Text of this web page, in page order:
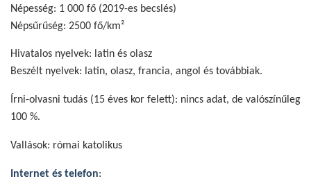
Népesség: 1 000 fő (2019-es becslés)
Népsűrűség: 2500 fő/km²
Hivatalos nyelvek: latin és olasz
Beszélt nyelvek: latin, olasz, francia, angol és továbbiak.
Írni-olvasni tudás (15 éves kor felett): nincs adat, de valószínűleg
100 %.
Vallások: római katolikus
Internet és telefon: